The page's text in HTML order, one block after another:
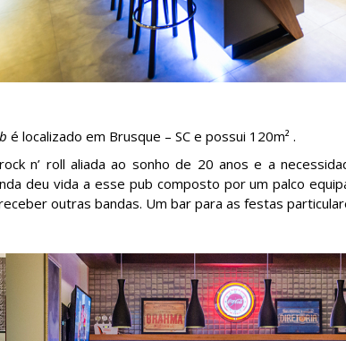
é localizado em Brusque – SC e possui 120m² .
n’ roll aliada ao sonho de 20 anos e a
deu vida a esse pub composto por um palco
outras bandas. Um bar para as festas